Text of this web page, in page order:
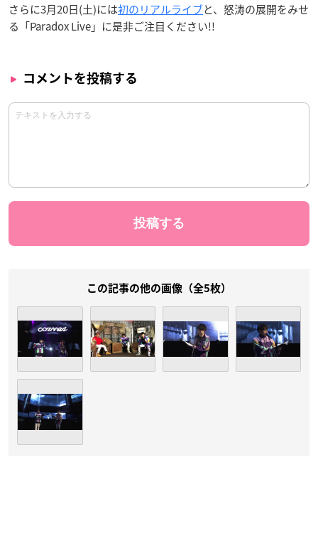
さらに3月20日(土)には初のリアルライブと、怒涛の展開をみせ
る「Paradox Live」に是非ご注目ください!!
コメントを投稿する
この記事の他の画像（全5枚）